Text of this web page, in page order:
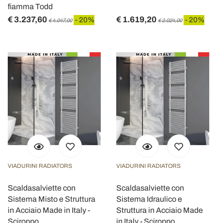
fiamma Todd
€ 3.237,60 € 4.047,00 - 20% € 1.619,20 € 2.024,00 - 20%
VIADURINI RADIATORS
Scaldasalviette con
Sistema Misto e Struttura
in Acciaio Made in Italy -
Sciroppo
VIADURINI RADIATORS
Scaldasalviette con
Sistema Idraulico e
Struttura in Acciaio Made
in Italy - Sciroppo